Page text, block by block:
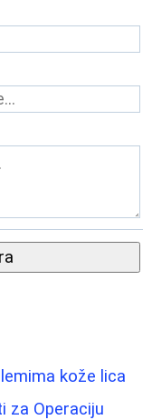
kože lica
za Operaciju